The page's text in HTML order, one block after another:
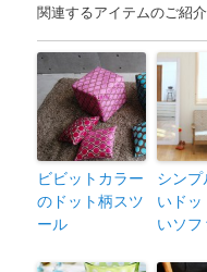
関連するアイテムのご紹介
ビビットカラー
のドット柄スツ
ール
シン
いドッ
いソフ